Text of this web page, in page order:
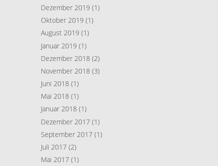
Dezember 2019 (1)
Oktober 2019 (1)
August 2019 (1)
Januar 2019 (1)
Dezember 2018 (2)
November 2018 (3)
Juni 2018 (1)
Mai 2018 (1)
Januar 2018 (1)
Dezember 2017 (1)
September 2017 (1)
Juli 2017 (2)
Mai 2017 (1)